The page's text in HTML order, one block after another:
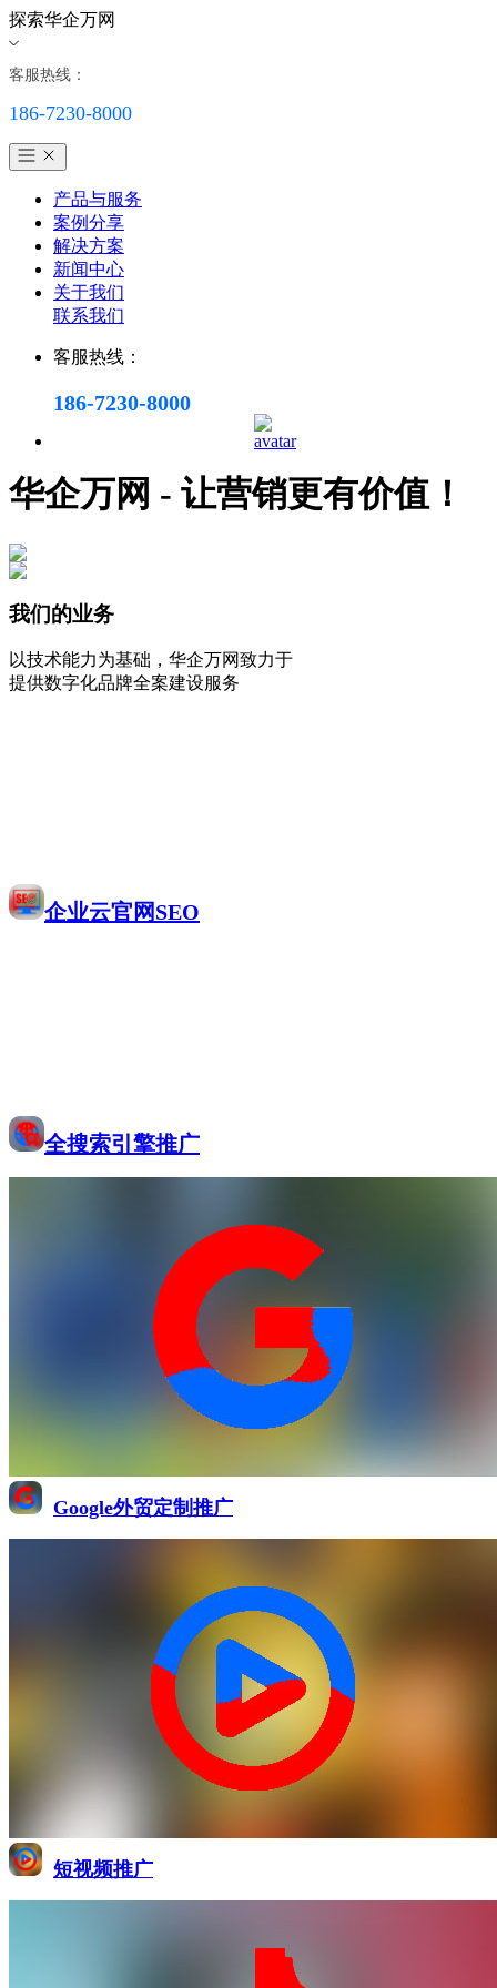
探索华企万网
客服热线：
186-7230-8000
产品与服务
案例分享
解决方案
新闻中心
关于我们
联系我们
客服热线：
186-7230-8000
华企万网 - 让营销更有价值！
我们的业务
以技术能力为基础，华企万网致力于
提供数字化品牌全案建设服务
企业云官网SEO
全搜索引擎推广
Google外贸定制推广
短视频推广